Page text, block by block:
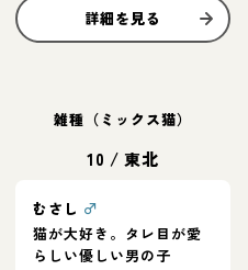
詳細を見る
雑種（ミックス猫）
10 /東北
むさし ♂
猫が大好き。タレ目が愛
らしい優しい男の子